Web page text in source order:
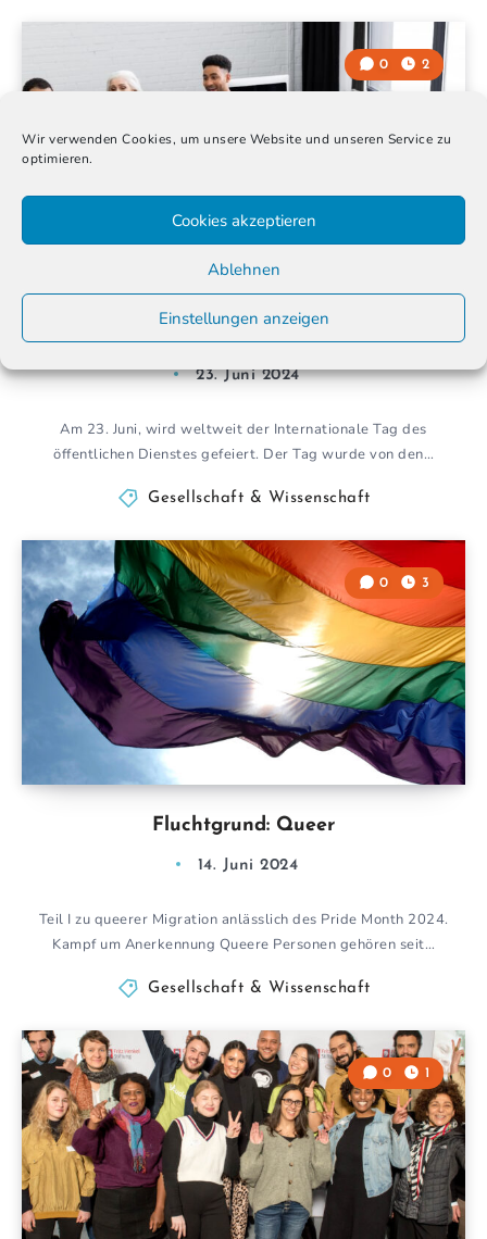
Wir verwenden Cookies, um unsere Website und unseren Service zu
optimieren.
Cookies akzeptieren
Ablehnen
Einstellungen anzeigen
Menschen mit Migrationsgeschichte im
0 2
23. Juni 2024
Am 23. Juni, wird weltweit der Internationale Tag des
öffentlichen Dienstes gefeiert. Der Tag wurde von den…
Gesellschaft & Wissenschaft
Fluchtgrund: Queer
0 3
14. Juni 2024
Teil I zu queerer Migration anlässlich des Pride Month 2024.
Kampf um Anerkennung Queere Personen gehören seit…
Gesellschaft & Wissenschaft
0 1